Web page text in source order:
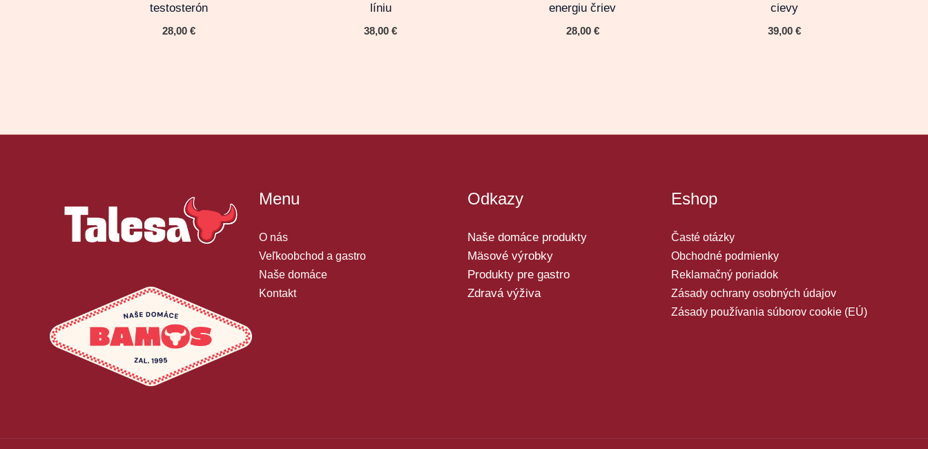
testosterón
28,00€
líniu
38,00€
energiu čriev
28,00 €
cievy
39,00 €
Menu
O nás
Veľkoobchod a gastro
Naše domáce
Kontakt
Odkazy
Naše domáce produkty
Mäsové výrobky
Produkty pre gastro
Zdravá výživa
Eshop
Časté otázky
Obchodné podmienky
Reklamačný poriadok
Zásady ochrany osobných údajov
Zásady používania súborov cookie (EÚ)